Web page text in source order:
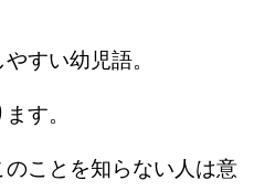
すい幼児語。
す。
ことを知らない人は意